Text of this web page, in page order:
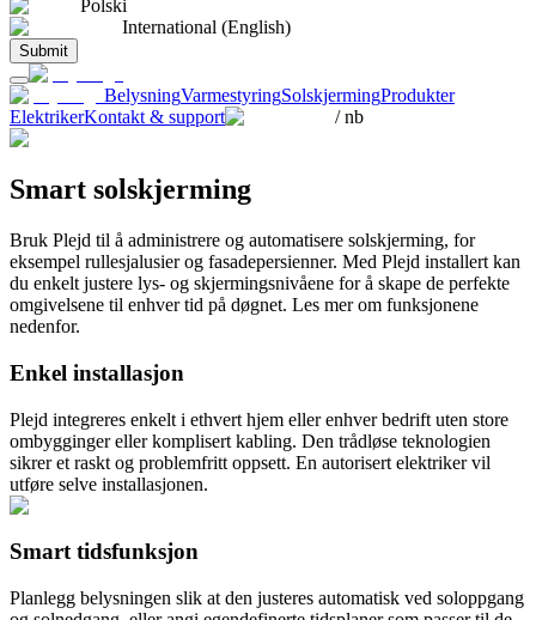
Polski
International (English)
Submit
BelysningVarmestyringSolskjermingProdukter
ElektrikerKontakt & support /nb
Smart solskjerming
Bruk Plejd til å administrere og automatisere solskjerming, for
eksempel rullesjalusier og fasadepersienner. Med Plejd installert kan
du enkelt justere lys- og skjermingsnivåene for å skape de perfekte
omgivelsene til enhver tid på døgnet. Les mer om funksjonene
nedenfor.
Enkel installasjon
Plejd integreres enkelt i ethvert hjem eller enhver bedrift uten store
ombygginger eller komplisert kabling. Den trådløse teknologien
sikrer et raskt og problemfritt oppsett. En autorisert elektriker vil
utføre selve installasjonen.
Smart tidsfunksjon
Planlegg belysningen slik at den justeres automatisk ved soloppgang